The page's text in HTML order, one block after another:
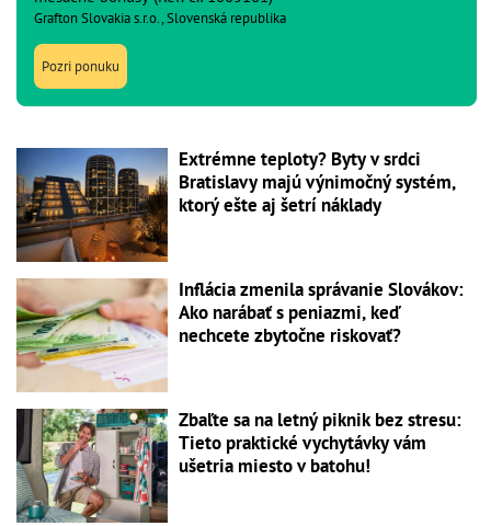
Grafton Slovakia s.r.o., Slovenská republika
Pozri ponuku
Extrémne teploty? Byty v srdci
Bratislavy majú výnimočný systém,
ktorý ešte aj šetrí náklady
Inflácia zmenila správanie Slovákov:
Ako narábať s peniazmi, keď
nechcete zbytočne riskovať?
Zbaľte sa na letný piknik bez stresu:
Tieto praktické vychytávky vám
ušetria miesto v batohu!